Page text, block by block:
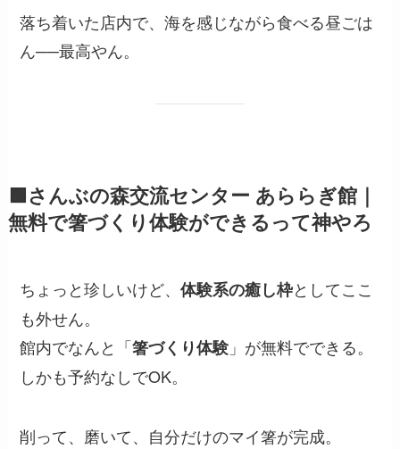
落ち着いた店内で、海を感じながら食べる昼ごは
ん──最高やん。
🟩さんぶの森交流センター あららぎ館｜
無料で箸づくり体験ができるって神やろ
ちょっと珍しいけど、体験系の癒し枠としてここ
も外せん。
館内でなんと「箸づくり体験 」が無料でできる。
しかも予約なしでOK。
削って、磨いて、自分だけのマイ箸が完成。